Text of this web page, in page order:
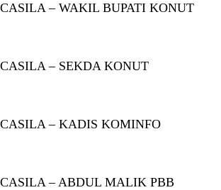
– WAKIL BUPATI KONUT
– SEKDA KONUT
– KADIS KOMINFO
– ABDUL MALIK PBB